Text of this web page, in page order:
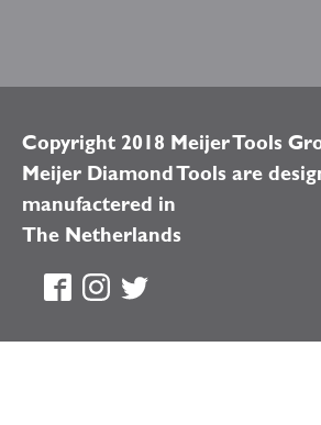
Copyright 2018 Meijer Tools
Meijer Diamond Tools are
manufactered in
The Netherlands